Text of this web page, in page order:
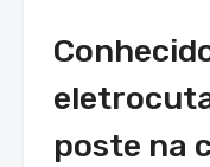
poste na